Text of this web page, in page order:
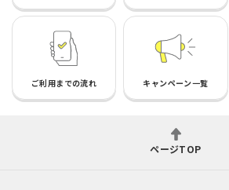
ご利用までの流れ キャンペーン一覧
ページTOP